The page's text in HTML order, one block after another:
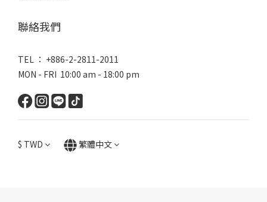
聯絡我們
TEL ： +886-2-2811-2011
MON - FRI 10:00 am - 18:00 pm
$ TWD 繁體中文